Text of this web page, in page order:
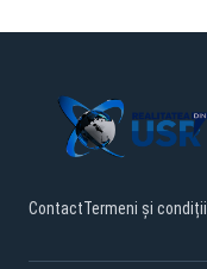
ContactTermeni și condiții